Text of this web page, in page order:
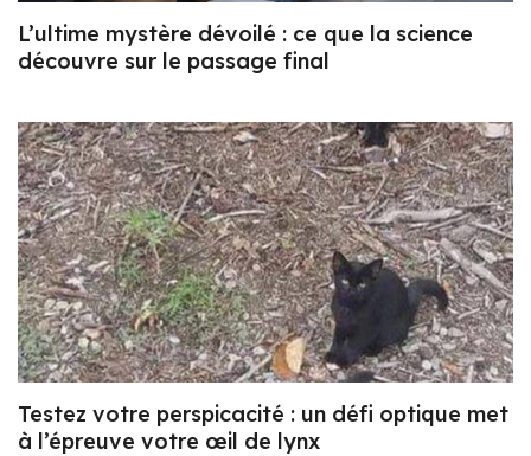
L’ultime mystère dévoilé : ce que la science
découvre sur le passage final
Testez votre perspicacité : un défi optique met
à l’épreuve votre œil de lynx